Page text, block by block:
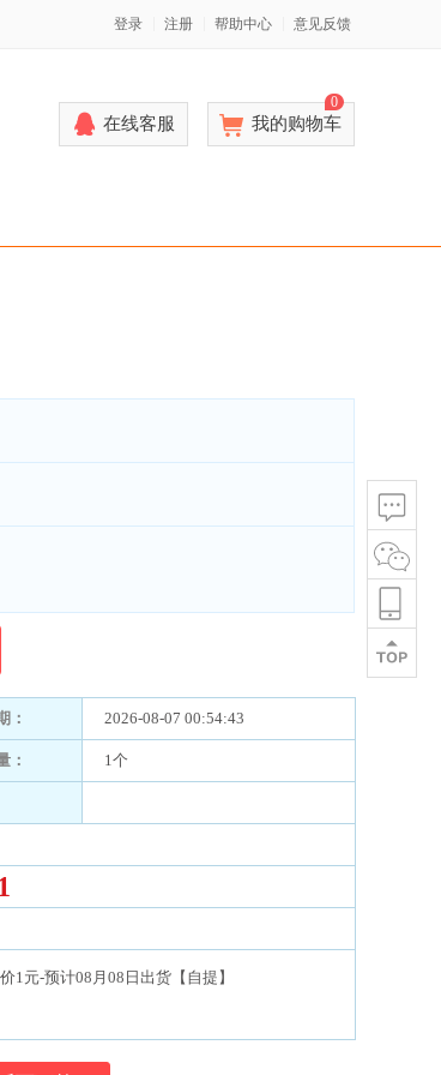
登录 注册 帮助中心 意见反馈
在线客服 我的购物车
0
： 2026-08-07 00:54:43
： 1个
1
1元-预计08月08日出货【自提】